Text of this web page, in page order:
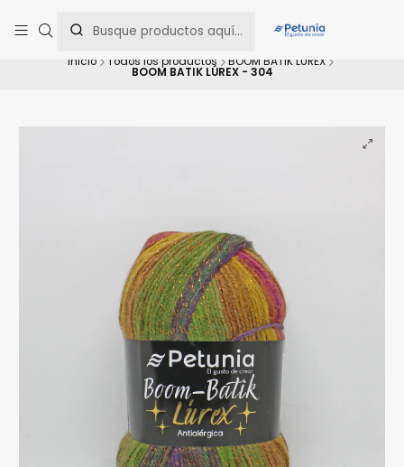
una asesoría personalizada.
Inicio Todos los productos BOOM BATIK LÚREX
BOOM BATIK LÚREX - 304